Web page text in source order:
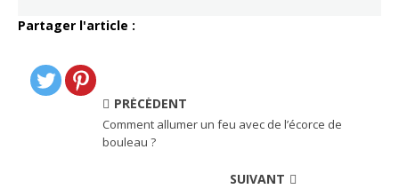
Partager l'article :
PRÉCÉDENT
Comment allumer un feu avec de l’écorce de
bouleau ?
SUIVANT